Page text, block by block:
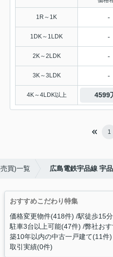
1R～1K -
1DK～1LDK -
2K～2LDK -
3K～3LDK -
4K～4LDK以上 4599
1
買)一覧 広島電鉄宇品線 宇
おすすめこだわり特集
価格変更物件(418件) 駅徒歩15
駐車3台以上可能(47件) 弊社お
築10年以内の中古一戸建て(11件)
取引実績(0件)